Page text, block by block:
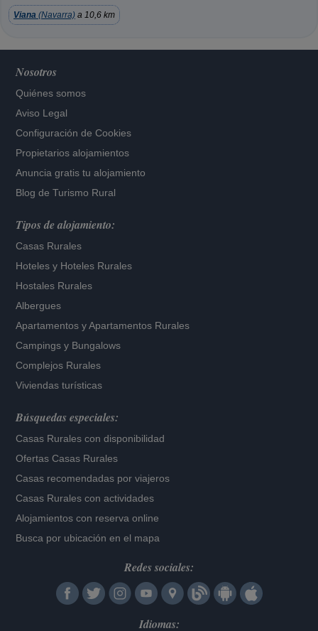
Viana (Navarra) a 10,6 km
Nosotros
Quiénes somos
Aviso Legal
Configuración de Cookies
Propietarios alojamientos
Anuncia gratis tu alojamiento
Blog de Turismo Rural
Tipos de alojamiento:
Casas Rurales
Hoteles y Hoteles Rurales
Hostales Rurales
Albergues
Apartamentos yApartamentos Rurales
Campings y Bungalows
Complejos Rurales
Viviendas turísticas
Búsquedas especiales:
Casas Rurales con disponibilidad
Ofertas Casas Rurales
Casas recomendadas por viajeros
Casas Rurales con actividades
Alojamientos con reserva online
Busca por ubicación en el mapa
Redes sociales:
Idiomas: